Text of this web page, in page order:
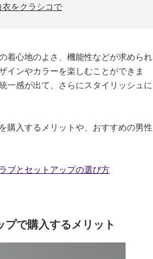
衣をクラシコで
着心地のよさ、機能性などが求められ
インやカラーを楽しむことができま
一感が出て、さらにスタイリッシュに
購入するメリットや、おすすめの男性
ブとセットアップの選び方
で購入するメリット